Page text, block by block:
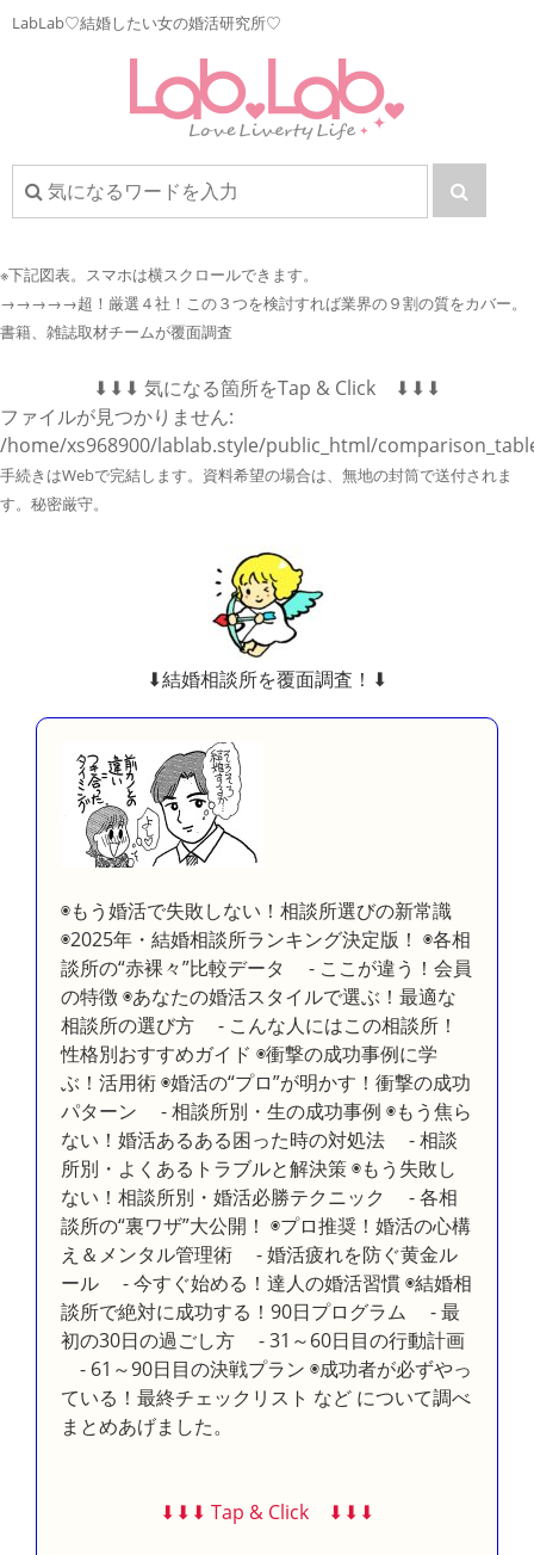
LabLab♡結婚したい女の婚活研究所♡
※下記図表。 スマホは横スクロールできます。
→→→→→超！厳選４社！この３つを検討すれば業界の９割の質をカバー。
書籍、雑誌取材チームが覆面調査
⬇︎⬇︎⬇︎ 気になる箇所をTap & Click ⬇︎⬇︎⬇︎
ファイルが見つかりません:
/home/xs968900/lablab.style/public_html/
手続きはWebで完結します。資料希望の場合は、無地の封筒で送付されま
す。秘密厳守。
⬇︎結婚相談所を覆面調査！⬇︎
◉もう婚活で失敗しない！相談所選びの新常識
◉2025年・結婚相談所ランキング決定版！ ◉各相
談所の“赤裸々”比較データ - ここが違う！会員
の特徴 ◉あなたの婚活スタイルで選ぶ！最適な
相談所の選び方 - こんな人にはこの相談所！
性格別おすすめガイド ◉衝撃の成功事例に学
ぶ！活用術 ◉婚活の“プロ”が明かす！衝撃の成功
パターン - 相談所別・生の成功事例 ◉もう焦ら
ない！婚活あるある困った時の対処法 - 相談
所別・よくあるトラブルと解決策 ◉もう失敗し
ない！相談所別・婚活必勝テクニック - 各相
談所の“裏ワザ”大公開！ ◉プロ推奨！婚活の心構
え＆メンタル管理術 - 婚活疲れを防ぐ黄金ル
ール - 今すぐ始める！達人の婚活習慣 ◉結婚相
談所で絶対に成功する！90日プログラム - 最
初の30日の過ごし方 - 31～60日目の行動計画
- 61～90日目の決戦プラン ◉成功者が必ずやっ
ている！最終チェックリスト など について調べ
まとめあげました。
⬇︎⬇︎⬇︎ Tap & Click ⬇︎⬇︎⬇︎